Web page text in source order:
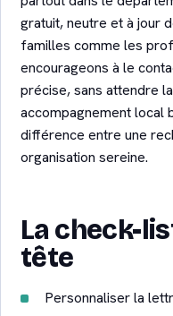
gratuit, neutre et à jour
familles comme les
encourageons à le
précise, sans attendre
accompagnement local
différence entre une
organisation sereine.
La check-
tête
Personnaliser la